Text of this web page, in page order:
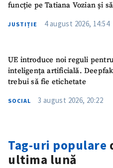
funcție pe Tatiana Vozian și
JUSTIȚIE 4 august 2026, 14:54
UE introduce noi reguli
inteligența artificială.
trebui să fie etichetate
SOCIAL 3 august 2026, 20:22
Tag-uri populare
ultima lună